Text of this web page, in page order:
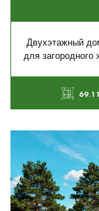
Двухэтажный
для загородного